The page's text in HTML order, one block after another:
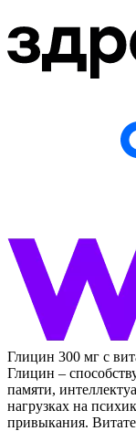
Глицин 300 мг с
Глицин –
памяти,
нагрузках на
привыкания.